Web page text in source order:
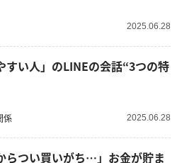
2025.06.28
すい人」のLINEの会話“3つの特
係 2025.06.28
らつい買いがち…」お金が貯ま